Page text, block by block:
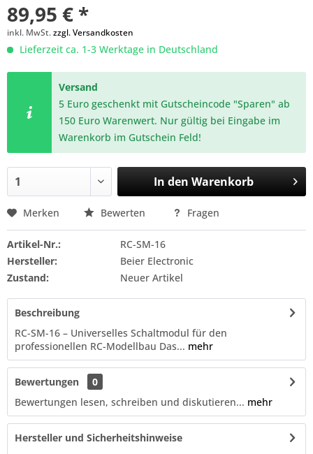
89,95 € *
inkl. MwSt.zzgl. Versandkosten
Lieferzeit ca. 1-3 Werktage in Deutschland
Versand
5 Euro geschenkt mit Gutscheincode "Sparen" ab
150 Euro Warenwert. Nur gültig bei Eingabe im
Warenkorb im Gutschein Feld!
In den Warenkorb
Merken Bewerten Fragen
Artikel-Nr.:
RC-SM-16
Hersteller:
Beier Electronic
Zustand:
Neuer Artikel
Beschreibung
RC-SM-16 – Universelles Schaltmodul für den
professionellen RC-Modellbau Das... mehr
Bewertungen
0
Bewertungen lesen, schreiben und diskutieren... mehr
Hersteller und Sicherheitshinweise